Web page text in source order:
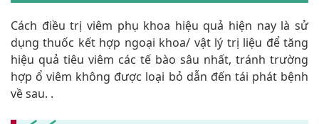
Cách điều trị viêm phụ khoa hiệu quả hiện nay là sử
dụng thuốc kết hợp ngoại khoa/ vật lý trị liệu để tăng
hiệu quả tiêu viêm các tế bào sâu nhất, tránh trường
hợp ổ viêm không được loại bỏ dẫn đến tái phát bệnh
về sau. .